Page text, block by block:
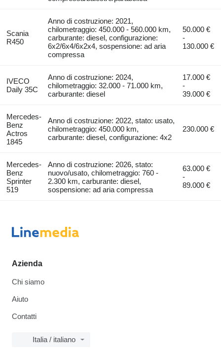
Scania
R450
Anno di costruzione: 2021,
chilometraggio: 450.000 - 560.000 km,
carburante: diesel, configurazione:
6x2/6x4/6x2x4, sospensione: ad aria
compressa
50.000 €
-
130.000 €
IVECO
Daily 35C
Anno di costruzione: 2024,
chilometraggio: 32.000 - 71.000 km,
carburante: diesel
17.000 €
-
39.000 €
Mercedes-
Benz
Actros
1845
Anno di costruzione: 2022, stato: usato,
chilometraggio: 450.000 km,
carburante: diesel, configurazione: 4x2
230.000 €
Mercedes-
Benz
Sprinter
519
Anno di costruzione: 2026, stato:
nuovo/usato, chilometraggio: 760 -
2.300 km, carburante: diesel,
sospensione: ad aria compressa
63.000 €
-
89.000 €
Azienda
Chi siamo
Aiuto
Contatti
Italia / italiano